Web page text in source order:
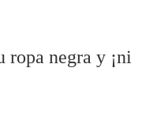
ropa negra y ¡ni